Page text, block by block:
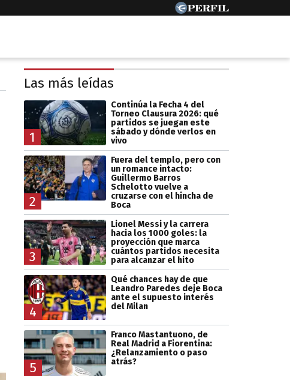
Las más leídas
1
Continúa la Fecha 4 del
Torneo Clausura 2026: qué
partidos se juegan este
sábado y dónde verlos en
vivo
2
Fuera del templo, pero con
un romance intacto:
Guillermo Barros
Schelotto vuelve a
cruzarse con el hincha de
Boca
3
Lionel Messi y la carrera
hacia los 1000 goles: la
proyección que marca
cuántos partidos necesita
para alcanzar el hito
4
Qué chances hay de que
Leandro Paredes deje Boca
ante el supuesto interés
del Milan
5
Franco Mastantuono, de
Real Madrid a Fiorentina:
¿Relanzamiento o paso
atrás?